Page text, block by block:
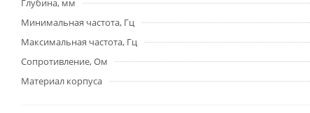
Глубина, мм
Минимальная частота, Гц
Максимальная частота, Гц
Сопротивление, Ом
Материал корпуса